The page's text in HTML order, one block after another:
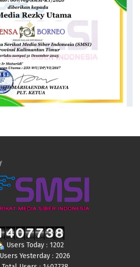
Users Today : 1202
Users Yesterday : 2026